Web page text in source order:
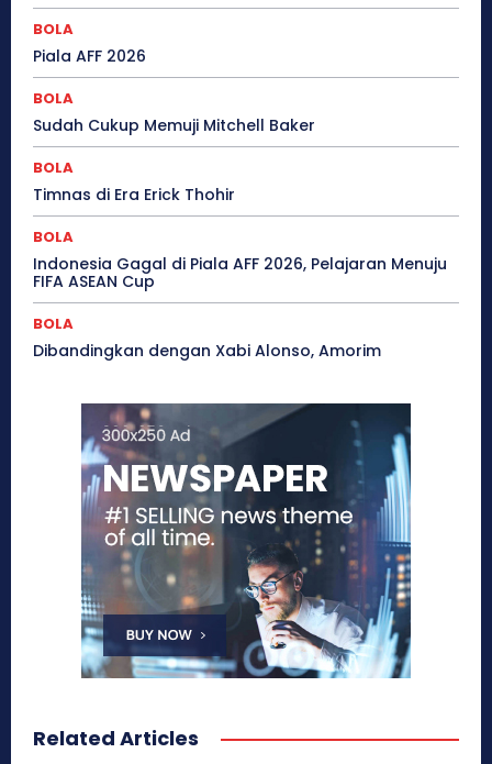
BOLA
Piala AFF 2026
BOLA
Sudah Cukup Memuji Mitchell Baker
BOLA
Timnas di Era Erick Thohir
BOLA
Indonesia Gagal di Piala AFF 2026, Pelajaran Menuju
FIFA ASEAN Cup
BOLA
Dibandingkan dengan Xabi Alonso, Amorim
Related Articles